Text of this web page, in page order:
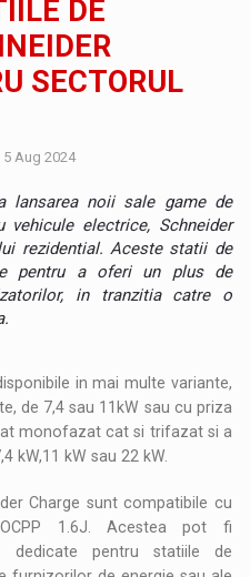
DE
SECTORUL
5 Aug 2024
lansarea noii sale game de
electrice, Schneider
rezidential. Aceste statii de
pentru a oferi un plus de
in tranzitia catre o
in mai multe variante,
de 7,4 sau 11kW sau cu priza
monofazat cat si trifazat si a
kW,11 kW sau 22 kW.
Charge sunt compatibile cu
1.6J. Acestea pot fi
dedicate pentru statiile de